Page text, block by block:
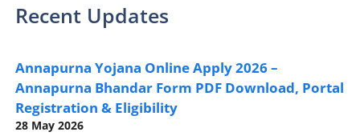
Recent Updates
Annapurna Yojana Online Apply 2026 –
Annapurna Bhandar Form PDF Download, Portal
Registration & Eligibility
28 May 2026